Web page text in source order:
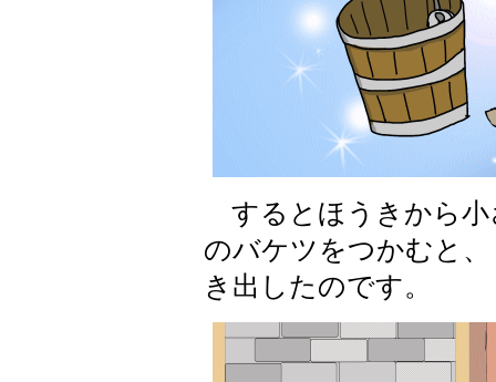
するとほうきから小
のバケツをつかむと
き出したのです。